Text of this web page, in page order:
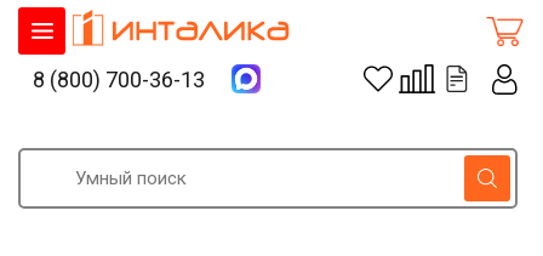
8 (800) 700-36-13